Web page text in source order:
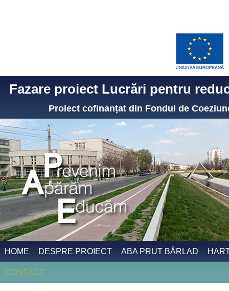
Fazare proiect Lucrări pentru
Proiect cofinanțat din Fondul de
HOME DESPRE PROIECT ABA PRUT BÂRLAD
CONTACT